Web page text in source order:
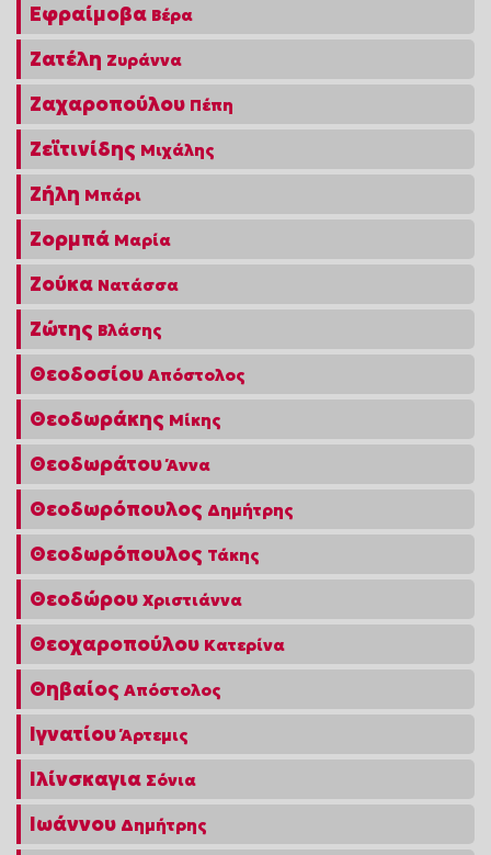
Εφραίμοβα Βέρα
Ζατέλη Ζυράννα
Ζαχαροπούλου Πέπη
Ζεϊτινίδης Μιχάλης
Ζήλη Μπάρι
Ζορμπά Μαρία
Ζούκα Νατάσσα
Ζώτης Βλάσης
Θεοδοσίου Απόστολος
Θεοδωράκης Μίκης
Θεοδωράτου Άννα
Θεοδωρόπουλος Δημήτρης
Θεοδωρόπουλος Τάκης
Θεοδώρου Χριστιάννα
Θεοχαροπούλου Κατερίνα
Θηβαίος Απόστολος
Ιγνατίου Άρτεμις
Ιλίνσκαγια Σόνια
Ιωάννου Δημήτρης